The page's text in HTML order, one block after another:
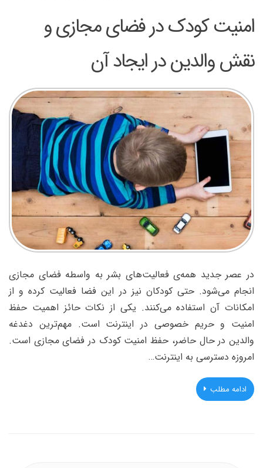
امنیت کودک در فضای مجازی و
نقش والدین در ایجاد آن
در عصر جديد همه‌ی فعاليت‌هاى بشر به واسطه‌ فضاى مجازى
انجام مى‌شود. حتى كودكان نيز در اين فضا فعاليت کرده و از
امکانات آن استفاده می‌کنند. يكى از نكات حائز اهميت حفظ
امنيت و حريم خصوصى در اینترنت است. مهم‌ترین دغدغه‌
والدین در حال حاضر، حفظ امنیت کودک در فضای مجازی است.
امروزه دسترسی به اینترنت…
ادامه مطلب